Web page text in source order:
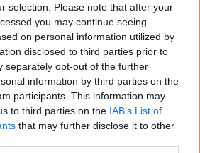
selection. Please note that after your
you may continue seeing
on personal information utilized by
disclosed to third parties prior to
separately opt-out of the further
information by third parties on the
participants. This information may
to third parties on the IAB’s List of
that may further disclose it to other